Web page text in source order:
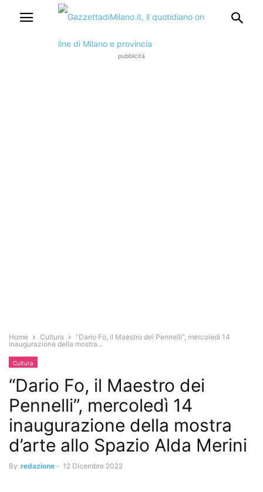
pubblicità
Home Cultura
“Dario Fo, il Maestro dei Pennelli”, mercoledì 14
inaugurazione della mostra...
Cultura
“Dario Fo, il Maestro dei
Pennelli”, mercoledì 14
inaugurazione della mostra
d’arte allo Spazio Alda Merini
By redazione - 12 Dicembre 2022